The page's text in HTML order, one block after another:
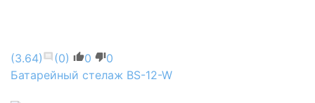
(3.64) (0) 0
0
Батарейный стелаж BS-12-W